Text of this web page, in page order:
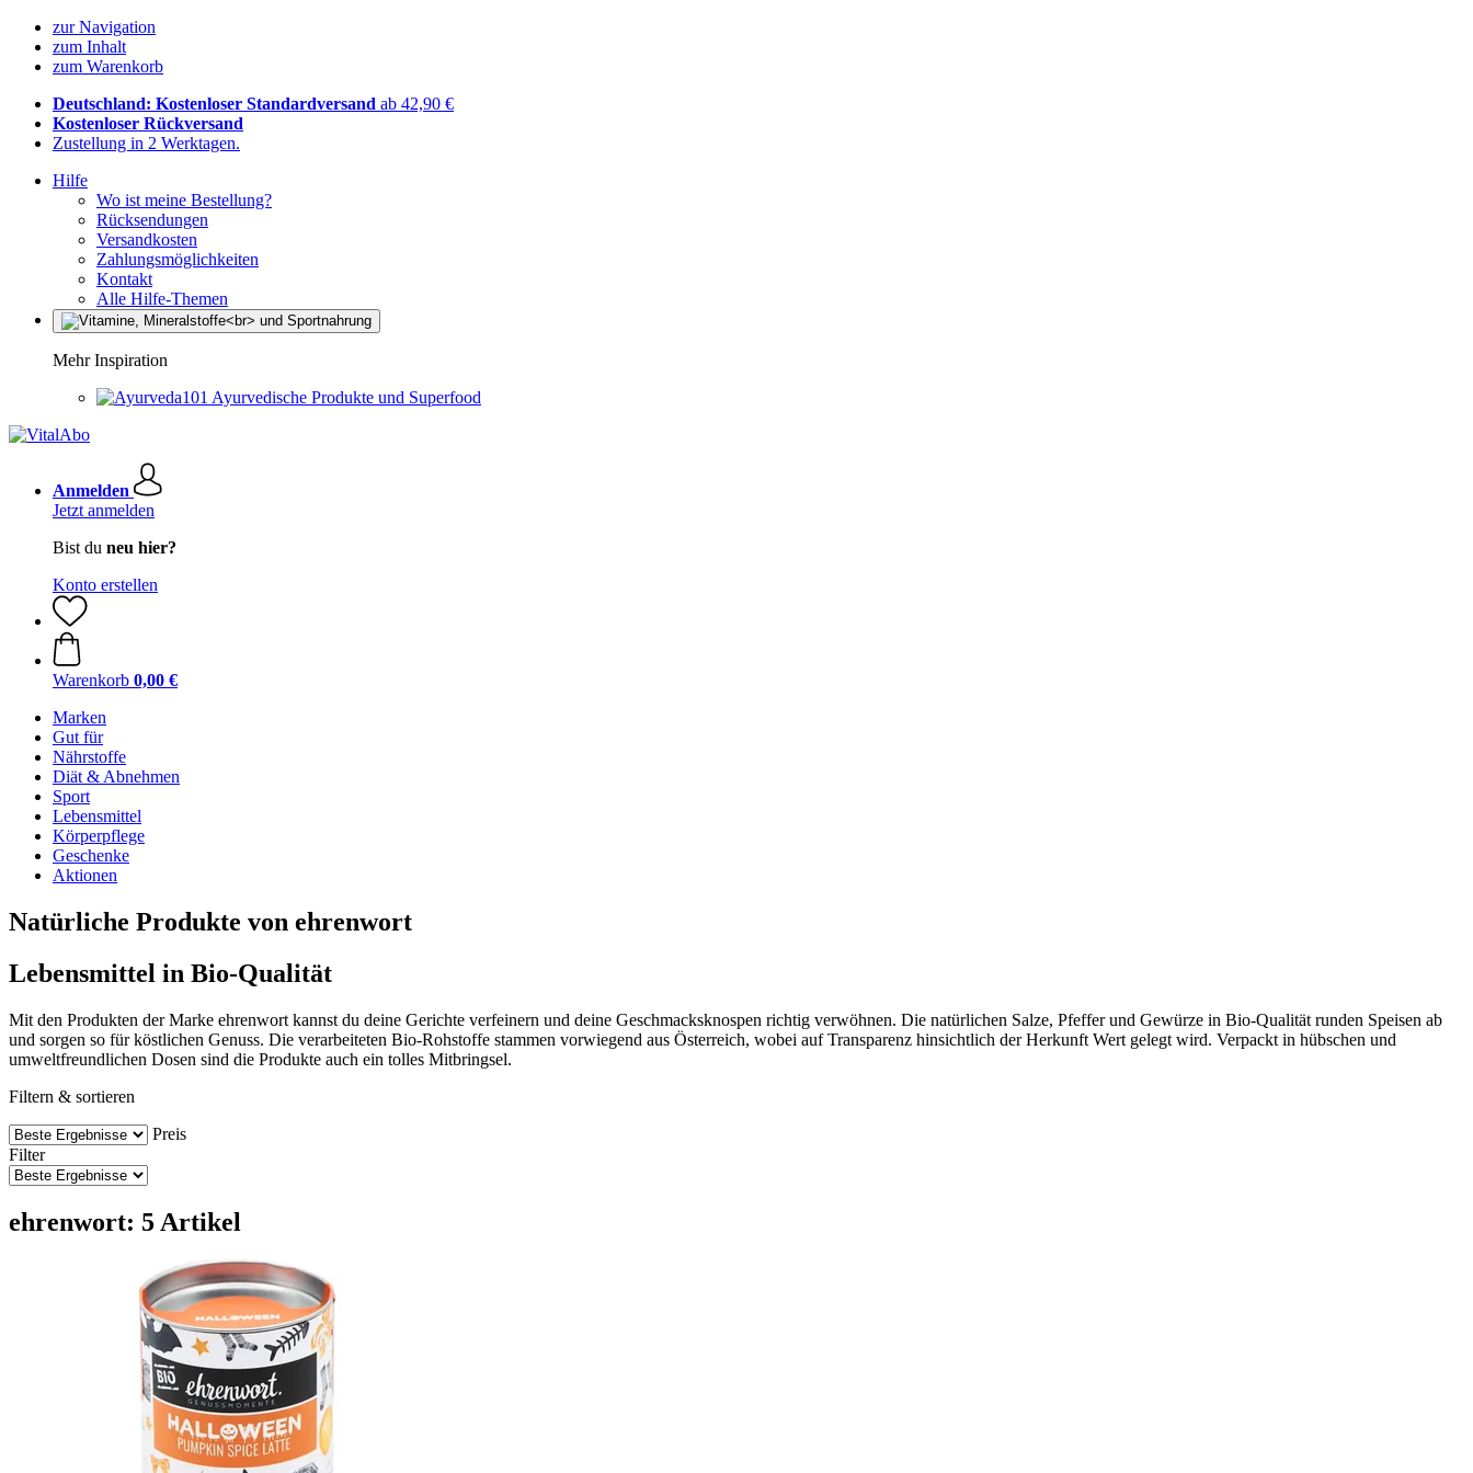
zur Navigation
zum Inhalt
zum Warenkorb
Deutschland: Kostenloser Standardversand ab 42,90 €
Kostenloser Rückversand
Zustellung in 2 Werktagen.
Hilfe
Wo ist meine Bestellung?
Rücksendungen
Versandkosten
Zahlungsmöglichkeiten
Kontakt
Alle Hilfe-Themen
Mehr Inspiration
Ayurvedische Produkte und Superfood
Anmelden
Jetzt anmelden
Bist du neu hier?
Konto erstellen
Warenkorb 0,00 €
Marken
Gut für
Nährstoffe
Diät & Abnehmen
Sport
Lebensmittel
Körperpflege
Geschenke
Aktionen
Natürliche Produkte von ehrenwort
Lebensmittel in Bio-Qualität
Mit den Produkten der Marke ehrenwort kannst du deine Gerichte verfeinern und deine Geschmacksknospen richtig verwöhnen. Die natürlichen Salze, Pfeffer und Gewürze in Bio-Qualität runden Speisen ab
und sorgen so für köstlichen Genuss. Die verarbeiteten Bio-Rohstoffe stammen vorwiegend aus Österreich, wobei auf Transparenz hinsichtlich der Herkunft Wert gelegt wird. Verpackt in hübschen und
umweltfreundlichen Dosen sind die Produkte auch ein tolles Mitbringsel.
Filtern & sortieren
Preis
Filter
ehrenwort: 5 Artikel